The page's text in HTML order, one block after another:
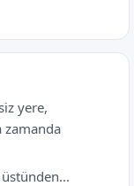
yere,
zamanda